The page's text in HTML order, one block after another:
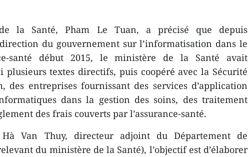
la Santé, Pham Le Tuan, a précisé que depuis
du gouvernement sur l’informatisation dans le
santé début 2015, le ministère de la Santé avait
plusieurs textes directifs, puis coopéré avec la Sécurité
des entreprises fournissant des services d’application
dans la gestion des soins, des traitement
des frais couverts par l’assurance-santé.
Van Thuy, directeur adjoint du Département de
du ministère de la Santé), l’objectif est d’élaborer